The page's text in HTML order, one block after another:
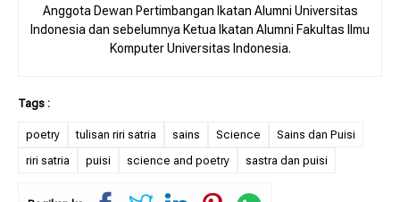
Anggota Dewan Pertimbangan Ikatan Alumni Universitas
Indonesia dan sebelumnya Ketua Ikatan Alumni Fakultas Ilmu
Komputer Universitas Indonesia.
poetry tulisan riri satria sains Science
Sains dan Puisi
riri satria
puisi science and poetry sastra dan puisi